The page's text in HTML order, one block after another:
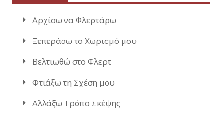
Αρχίσω να Φλερτάρω
Ξεπεράσω το Χωρισμό μου
Βελτιωθώ στο Φλερτ
Φτιάξω τη Σχέση μου
Αλλάξω Τρόπο Σκέψης